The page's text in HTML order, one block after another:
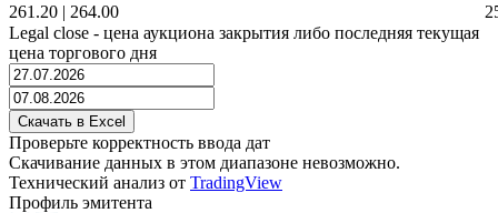
261.20 | 264.00
Legal close - цена аукциона закрытия либо последняя текущая
цена торгового дня
Проверьте корректность ввода дат
Скачивание данных в этом диапазоне невозможно.
Технический анализ от TradingView
Профиль эмитента